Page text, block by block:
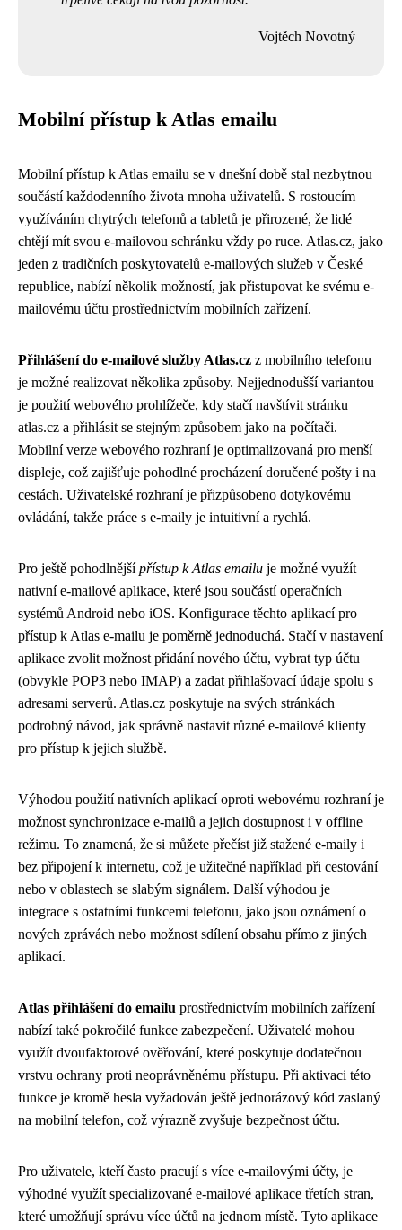
Vojtěch Novotný
Mobilní přístup k Atlas emailu
Mobilní přístup k Atlas emailu se v dnešní době stal nezbytnou
součástí každodenního života mnoha uživatelů. S rostoucím
využíváním chytrých telefonů a tabletů je přirozené, že lidé
chtějí mít svou e-mailovou schránku vždy po ruce. Atlas.cz, jako
jeden z tradičních poskytovatelů e-mailových služeb v České
republice, nabízí několik možností, jak přistupovat ke svému e-
mailovému účtu prostřednictvím mobilních zařízení.
Přihlášení do e-mailové služby Atlas.cz z mobilního telefonu
je možné realizovat několika způsoby. Nejjednodušší variantou
je použití webového prohlížeče, kdy stačí navštívit stránku
atlas.cz a přihlásit se stejným způsobem jako na počítači.
Mobilní verze webového rozhraní je optimalizovaná pro menší
displeje, což zajišťuje pohodlné procházení doručené pošty i na
cestách. Uživatelské rozhraní je přizpůsobeno dotykovému
ovládání, takže práce s e-maily je intuitivní a rychlá.
Pro ještě pohodlnějšípřístup k Atlas emailu je možné využít
nativní e-mailové aplikace, které jsou součástí operačních
systémů Android nebo iOS. Konfigurace těchto aplikací pro
přístup k Atlas e-mailu je poměrně jednoduchá. Stačí v nastavení
aplikace zvolit možnost přidání nového účtu, vybrat typ účtu
(obvykle POP3 nebo IMAP) a zadat přihlašovací údaje spolu s
adresami serverů. Atlas.cz poskytuje na svých stránkách
podrobný návod, jak správně nastavit různé e-mailové klienty
pro přístup k jejich službě.
Výhodou použití nativních aplikací oproti webovému rozhraní je
možnost synchronizace e-mailů a jejich dostupnost i v offline
režimu. To znamená, že si můžete přečíst již stažené e-maily i
bez připojení k internetu, což je užitečné například při cestování
nebo v oblastech se slabým signálem. Další výhodou je
integrace s ostatními funkcemi telefonu, jako jsou oznámení o
nových zprávách nebo možnost sdílení obsahu přímo z jiných
aplikací.
Atlas přihlášení do emailu prostřednictvím mobilních zařízení
nabízí také pokročilé funkce zabezpečení. Uživatelé mohou
využít dvoufaktorové ověřování, které poskytuje dodatečnou
vrstvu ochrany proti neoprávněnému přístupu. Při aktivaci této
funkce je kromě hesla vyžadován ještě jednorázový kód zaslaný
na mobilní telefon, což výrazně zvyšuje bezpečnost účtu.
Pro uživatele, kteří často pracují s více e-mailovými účty, je
výhodné využít specializované e-mailové aplikace třetích stran,
které umožňují správu více účtů na jednom místě. Tyto aplikace